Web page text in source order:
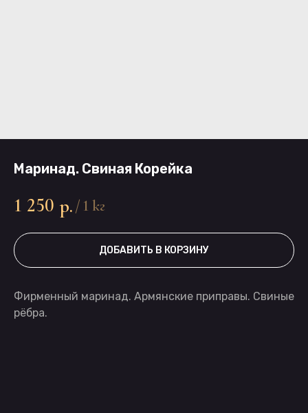
Маринад. Свиная Корейка
1 250 р./ 1 кг
ДОБАВИТЬ В КОРЗИНУ
Фирменный маринад. Армянские приправы. Свиные
рёбра.